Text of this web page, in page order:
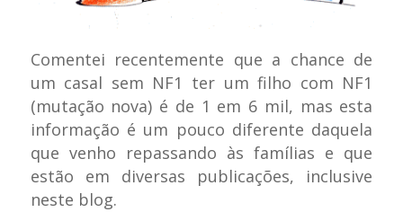
Comentei recentemente que a chance de
um casal sem NF1 ter um filho com NF1
(mutação nova) é de 1 em 6 mil, mas esta
informação é um pouco diferente daquela
que venho repassando às famílias e que
estão em diversas publicações, inclusive
neste blog.